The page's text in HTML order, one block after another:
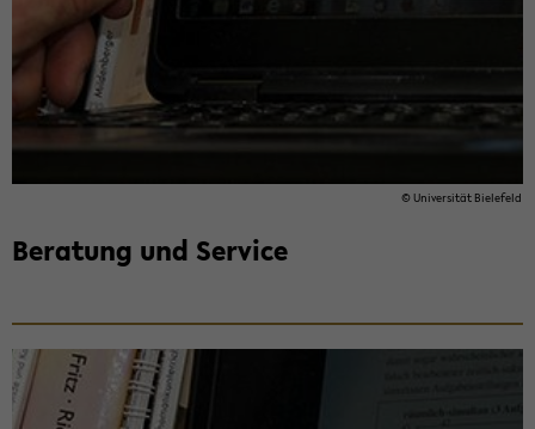
© Uni­ver­si­tät Bie­le­feld
Be­ra­tung und Ser­vice